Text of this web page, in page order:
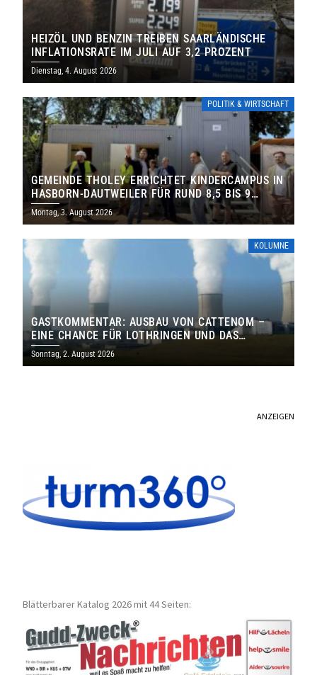
HEIZÖL UND BENZIN TREIBEN SAARLÄNDISCHE
INFLATIONSRATE IM JULI AUF 3,2 PROZENT
Dienstag, 4. August 2026
POLITIK & WIRTSCHAFT
GEMEINDE THOLEY ERRICHTET KINDERCAMPUS IN
HASBORN-DAUTWEILER FÜR RUND 8,5 BIS 9
MILLIONEN EURO
Montag, 3. August 2026
KOLUMNE
GASTKOMMENTAR: AUSBAU VON CATTENOM –
EINE CHANCE FÜR LOTHRINGEN UND DAS
SAARLAND
Sonntag, 2. August 2026
ANZEIGEN
Blätterbarer Katalog 2026 mit 44 Seiten: